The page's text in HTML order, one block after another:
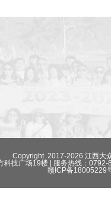
Copyright 2017-2026 江西大
科技广场19楼 | 服务热线：
赣ICP备18005229